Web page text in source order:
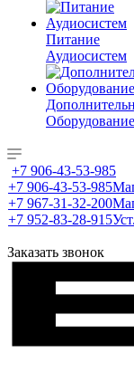
Питание
Аудиосистем
Оборудование
+7 906-43-53-985
+7 906-43-53-985
+7 967-31-32-200
+7 952-83-28-915
Заказать звонок